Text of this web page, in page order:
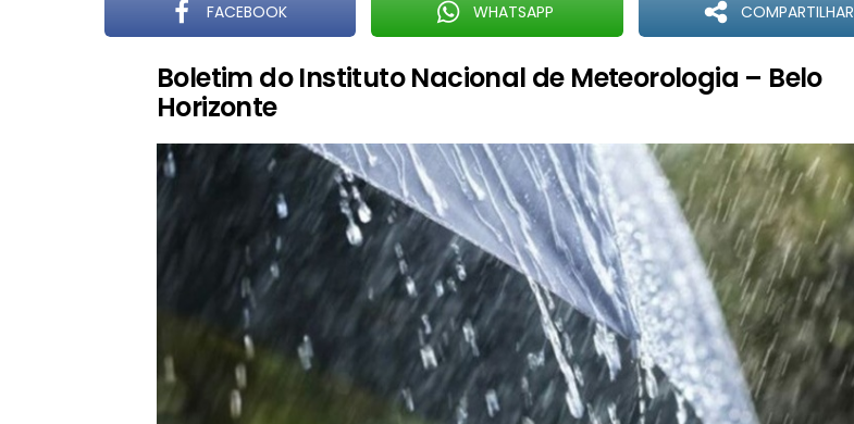
FACEBOOK WHATSAPP COMPARTILHAR
Boletim do Instituto Nacional de Meteorologia – Belo
Horizonte